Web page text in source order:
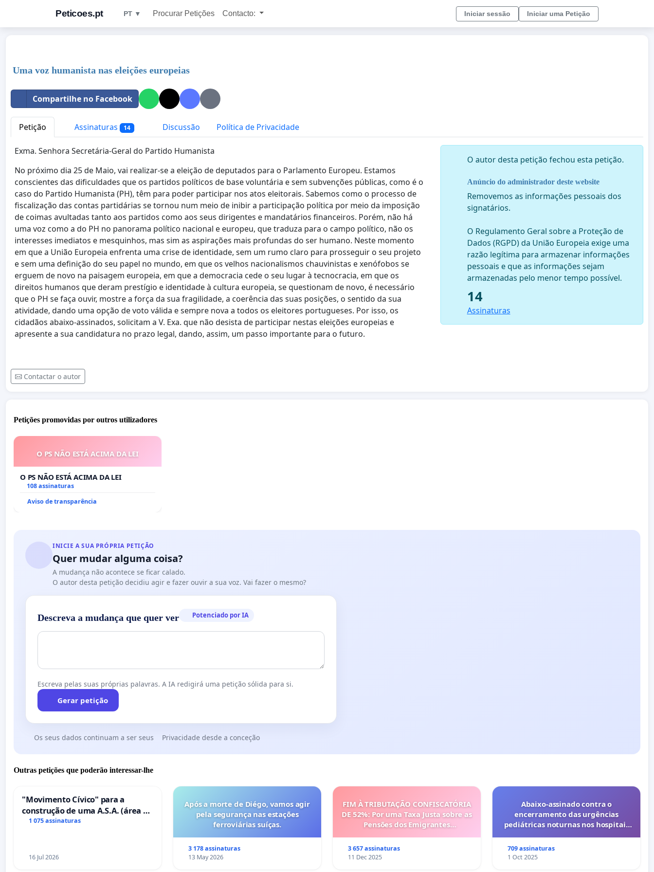
Peticoes.pt PT ▼ Procurar Petições Contacto: Iniciar sessão Iniciar uma Petição
Uma voz humanista nas eleições europeias
Compartilhe no Facebook
Petição Assinaturas 14 Discussão Política de Privacidade
Exma. Senhora Secretária-Geral do Partido Humanista
No próximo dia 25 de Maio, vai realizar-se a eleição de deputados para o Parlamento Europeu. Estamos
conscientes das dificuldades que os partidos políticos de base voluntária e sem subvenções públicas, como é o
caso do Partido Humanista (PH), têm para poder participar nos atos eleitorais. Sabemos como o processo de
fiscalização das contas partidárias se tornou num meio de inibir a participação política por meio da imposição
de coimas avultadas tanto aos partidos como aos seus dirigentes e mandatários financeiros. Porém, não há
uma voz como a do PH no panorama político nacional e europeu, que traduza para o campo político, não os
interesses imediatos e mesquinhos, mas sim as aspirações mais profundas do ser humano. Neste momento
em que a União Europeia enfrenta uma crise de identidade, sem um rumo claro para prosseguir o seu projeto
e sem uma definição do seu papel no mundo, em que os velhos nacionalismos chauvinistas e xenófobos se
erguem de novo na paisagem europeia, em que a democracia cede o seu lugar à tecnocracia, em que os
direitos humanos que deram prestígio e identidade à cultura europeia, se questionam de novo, é necessário
que o PH se faça ouvir, mostre a força da sua fragilidade, a coerência das suas posições, o sentido da sua
atividade, dando uma opção de voto válida e sempre nova a todos os eleitores portugueses. Por isso, os
cidadãos abaixo-assinados, solicitam a V. Exa. que não desista de participar nestas eleições europeias e
apresente a sua candidatura no prazo legal, dando, assim, um passo importante para o futuro.
Contactar o autor
O autor desta petição fechou esta petição.
Anúncio do administrador deste website
Removemos as informações pessoais dos
signatários.
O Regulamento Geral sobre a Proteção de
Dados (RGPD) da União Europeia exige uma
razão legítima para armazenar informações
pessoais e que as informações sejam
armazenadas pelo menor tempo possível.
14
Assinaturas
Petições promovidas por outros utilizadores
O PS NÃO ESTÁ ACIMA DA LEI
O PS NÃO ESTÁ ACIMA DA LEI
108 assinaturas
Aviso de transparência
INICIE A SUA PRÓPRIA PETIÇÃO
Quer mudar alguma coisa?
A mudança não acontece se ficar calado.
O autor desta petição decidiu agir e fazer ouvir a sua voz. Vai fazer o mesmo?
Descreva a mudança que quer ver Potenciado por IA
Escreva pelas suas próprias palavras. A IA redigirá uma petição sólida para si.
Gerar petição
Os seus dados continuam a ser seus Privacidade desde a conceção
Outras petições que poderão interessar-lhe
"Movimento Cívico" para a
construção de uma A.S.A. (área de
serviços para autocaravanas) em
1 075 assinaturas
16 Jul 2026
Após a morte de Diégo, vamos agir
pela segurança nas estações
ferroviárias suíças.
3 178 assinaturas
13 May 2026
FIM À TRIBUTAÇÃO CONFISCATÓRIA
DE 52%: Por uma Taxa Justa sobre as
Pensões dos Emigrantes
3 657 assinaturas
11 Dec 2025
Abaixo-assinado contra o
encerramento das urgências
pediátricas noturnas nos hospitais
709 assinaturas
1 Oct 2025